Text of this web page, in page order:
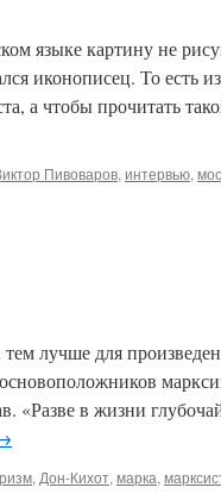
языке картину не
иконописец. То есть
а чтобы прочитать
Пивоваров, интервью,
лучше для
«Разве в жизни
, Дон-Кихот, марка,